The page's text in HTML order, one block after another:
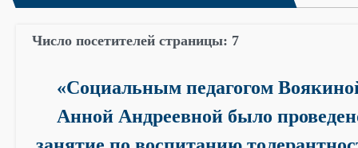
Число посетителей страницы: 7
«Социальным педагогом
Анной Андреевной было